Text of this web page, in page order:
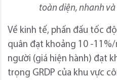
toàn diện, nhanh và
Về kinh tế, phấn đấu tốc
quân đạt khoảng 10 -11%/
người (giá hiện hành) đạt
trọng GRDP của khu vực